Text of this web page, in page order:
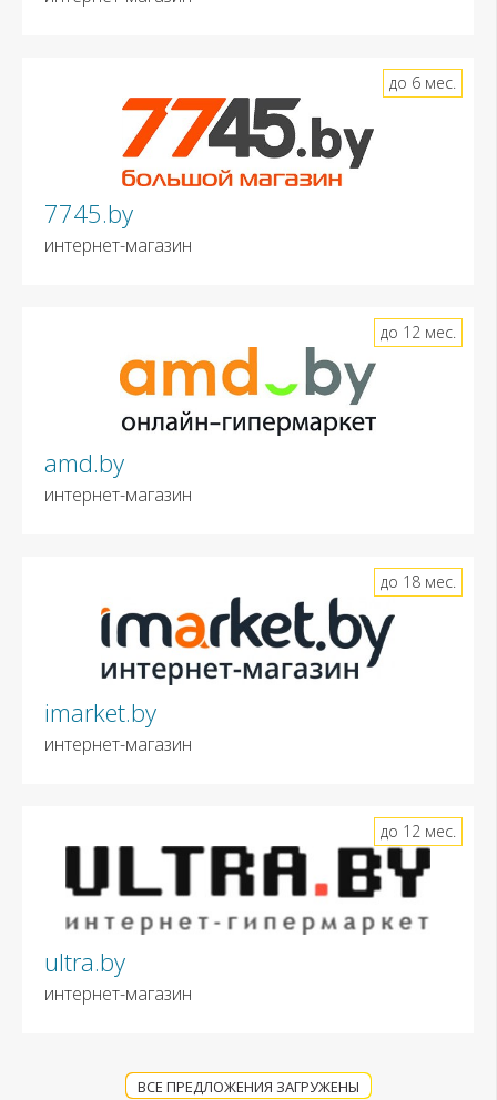
7745.by
интернет-магазин
до 6 мес.
amd.by
интернет-магазин
до 12 мес.
imarket.by
интернет-магазин
до 18 мес.
ultra.by
интернет-магазин
до 12 мес.
ВСЕ ПРЕДЛОЖЕНИЯ ЗАГРУЖЕНЫ